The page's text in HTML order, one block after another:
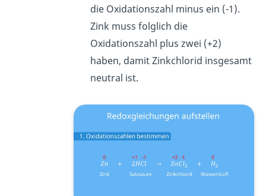
die Oxidationszahl minus ein (-1).
Zink muss folglich die
Oxidationszahl plus zwei (+2)
haben, damit Zinkchlorid insgesamt
neutral ist.